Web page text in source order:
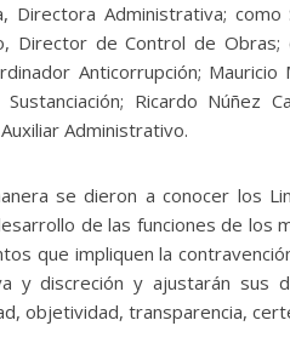
Directora Administrativa;
Director de Control de
Anticorrupción;
Sustanciación; Ricardo Núñez
Administrativo.
se dieron a conocer los
de las funciones de los
que impliquen la
y discreción y ajustarán sus
objetividad, transparencia,